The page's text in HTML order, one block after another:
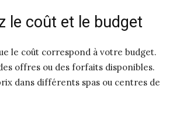
le coût et le budget
le coût correspond à votre budget.
offres ou des forfaits disponibles.
dans différents spas ou centres de